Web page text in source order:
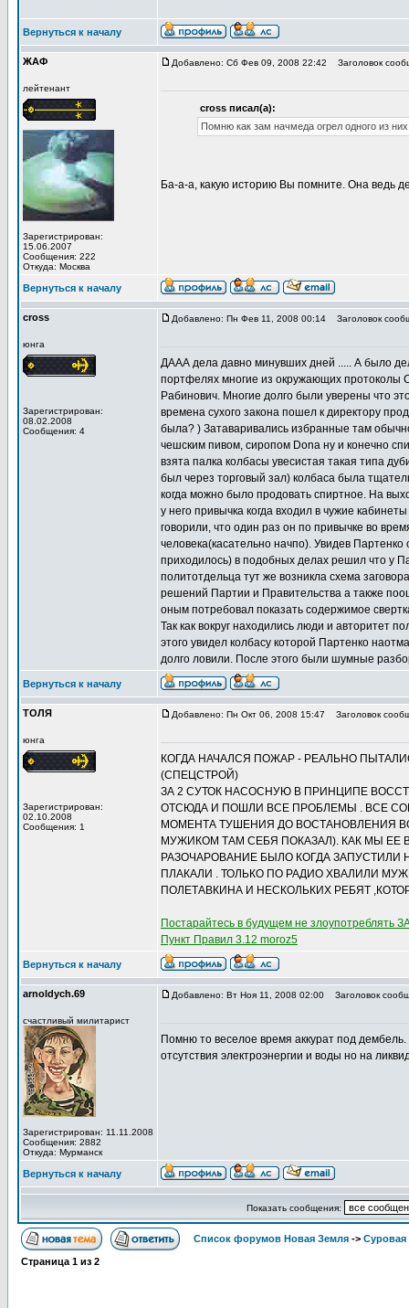
Вернуться к началу
ЖАФ
лейтенант
Зарегистрирован:
15.06.2007
Сообщения: 222
Откуда: Москва
Добавлено: Сб Фев 09, 2008 22:42 Заголовок
cross писал(а):
Помню как зам начмеда огрел одного из
Ба-а-а, какую историю Вы помните. Она ведь
Вернуться к началу
cross
юнга
Зарегистрирован:
08.02.2008
Сообщения: 4
Добавлено: Пн Фев 11, 2008 00:14 Заголовок
ДААА дела давно минувших дней ..... А было
портфелях многие из окружающих протоколы
Рабинович. Многие долго были уверены что
времена сухого закона пошел к директору
была? ) Затаваривались избранные там
чешским пивом, сиропом Dona ну и конечно
взята палка колбасы увесистая такая типа
был через торговый зал) колбаса была
когда можно было продовать спиртное. На
у него привычка когда входил в чужие
говорили, что один раз он по привычке во
человека(касательно начпо). Увидев
приходилось) в подобных делах решил что у
политотдельца тут же возникла схема
решений Партии и Правительства а также
оным потребовал показать содержимое
Так как вокруг находились люди и авторитет
этого увидел колбасу которой Партенко
долго ловили. После этого были шумные
Вернуться к началу
ТОЛЯ
юнга
Зарегистрирован:
02.10.2008
Сообщения: 1
Добавлено: Пн Окт 06, 2008 15:47 Заголовок
КОГДА НАЧАЛСЯ ПОЖАР - РЕАЛЬНО
(СПЕЦСТРОЙ)
ЗА 2 СУТОК НАСОСНУЮ В ПРИНЦИПЕ
ОТСЮДА И ПОШЛИ ВСЕ ПРОБЛЕМЫ . ВСЕ
МОМЕНТА ТУШЕНИЯ ДО ВОСТАНОВЛЕНИЯ
МУЖИКОМ ТАМ СЕБЯ ПОКАЗАЛ). КАК МЫ ЕЕ
РАЗОЧАРОВАНИЕ БЫЛО КОГДА
ПЛАКАЛИ . ТОЛЬКО ПО РАДИО ХВАЛИЛИ
ПОЛЕТАВКИНА И НЕСКОЛЬКИХ РЕБЯТ
Постарайтесь в будущем не
Пункт Правил 3.12 moroz5
Вернуться к началу
arnoldych.69
счастливый милитарист
Зарегистрирован: 11.11.2008
Сообщения: 2882
Откуда: Мурманск
Добавлено: Вт Ноя 11, 2008 02:00 Заголовок
Помню то веселое время аккурат под
отсутствия электроэнергии и воды но на
Вернуться к началу
Показать сообщения:
Список форумов Новая Земля -> Суровая
Страница 1 из 2